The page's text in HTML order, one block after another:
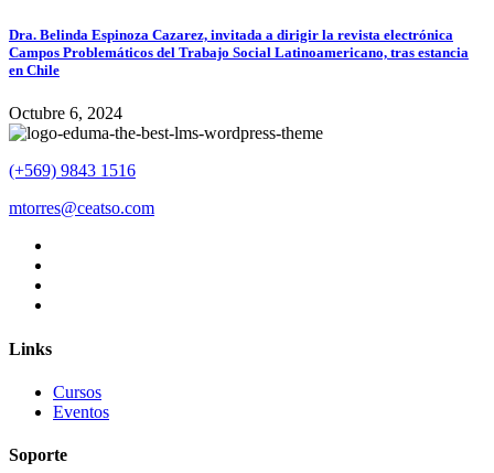
Dra. Belinda Espinoza Cazarez, invitada a dirigir la revista electrónica
Campos Problemáticos del Trabajo Social Latinoamericano, tras estancia
en Chile
Octubre 6, 2024
(+569) 9843 1516
mtorres@ceatso.com
Links
Cursos
Eventos
Soporte